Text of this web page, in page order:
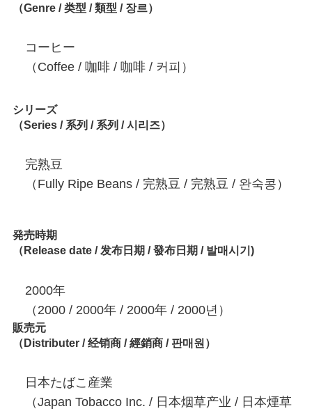
（Genre / 类型 / 類型 / 장르）
コーヒー
（Coffee / 咖啡 / 咖啡 / 커피）
シリーズ
（Series / 系列 / 系列 / 시리즈）
完熟豆
（Fully Ripe Beans / 完熟豆 / 完熟豆 / 완숙콩）
発売時期
（Release date / 发布日期 / 發布日期 / 발매시기)
2000年
（2000 / 2000年 / 2000年 / 2000년）
販売元
（Distributer / 经销商 / 經銷商 / 판매원）
日本たばこ産業
（Japan Tobacco Inc. / 日本烟草产业 / 日本煙草